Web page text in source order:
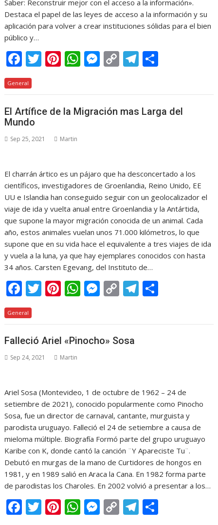
Saber: Reconstruir mejor con el acceso a la información».
Destaca el papel de las leyes de acceso a la información y su
aplicación para volver a crear instituciones sólidas para el bien
público y…
F
ac
e
b
o
o
T
itt
er
Pi
er
e
st
W
at
s
A
M
ss
e
n
C
p
y
Li
T
e
gr
a
m
p
ar
General
El Artífice de la Migración mas Larga del
Mundo
Sep 25, 2021 Martin
El charrán ártico es un pájaro que ha desconcertado a los
científicos, investigadores de Groenlandia, Reino Unido, EE
UU e Islandia han conseguido seguir con un geolocalizador el
viaje de ida y vuelta anual entre Groenlandia y la Antártida,
que supone la mayor migración conocida de un animal. Cada
año, estos animales vuelan unos 71.000 kilómetros, lo que
supone que en su vida hace el equivalente a tres viajes de ida
y vuela a la luna, ya que hay ejemplares conocidos con hasta
34 años. Carsten Egevang, del Instituto de…
F
ac
e
b
o
o
T
w
itt
er
Pi
nt
er
e
st
W
h
at
s
A
M
e
ss
e
n
C
o
p
y
Li
T
el
e m
General
Falleció Ariel «Pinocho» Sosa
Sep 24, 2021 Martin
Ariel Sosa (Montevideo, 1 de octubre de 1962 – 24 de
setiembre de 2021), conocido popularmente como Pinocho
Sosa, fue un director de carnaval, cantante, murguista y
parodista uruguayo. Falleció el 24 de setiembre a causa de
mieloma múltiple. Biografía Formó parte del grupo uruguayo
Karibe con K, donde cantó la canción ¨Y Apareciste Tu¨.
Debutó en murgas de la mano de Curtidores de hongos en
1981, y en 1989 salió en Araca la Cana. En 1982 forma parte
de parodistas los Charoles. En 2002 volvió a presentar a los…
F T Pi W M C T